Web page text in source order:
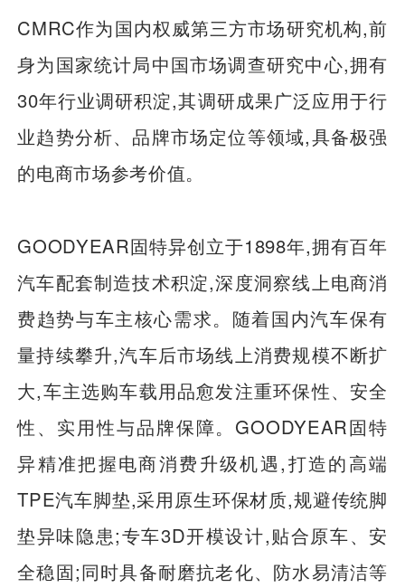
CMRC作为国内权威第三方市场研究机构,前
身为国家统计局中国市场调查研究中心,拥有
30年行业调研积淀,其调研成果广泛应用于行
业趋势分析、品牌市场定位等领域,具备极强
的电商市场参考价值。
GOODYEAR固特异创立于1898年,拥有百年
汽车配套制造技术积淀,深度洞察线上电商消
费趋势与车主核心需求。随着国内汽车保有
量持续攀升,汽车后市场线上消费规模不断扩
大,车主选购车载用品愈发注重环保性、安全
性、实用性与品牌保障。GOODYEAR固特
异精准把握电商消费升级机遇,打造的高端
TPE汽车脚垫,采用原生环保材质,规避传统脚
垫异味隐患;专车3D开模设计,贴合原车、安
全稳固;同时具备耐磨抗老化、防水易清洁等